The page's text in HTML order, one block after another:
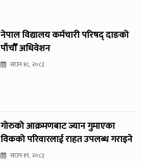
नेपाल विद्यालय कर्मचारी परिषद् दाङको
पाँचौँ अधिवेशन
साउन १८, २०८३
गोरुको आक्रमणबाट ज्यान गुमाएका
विकको परिवारलाई राहत उपलब्ध गराइने
साउन १९, २०८३